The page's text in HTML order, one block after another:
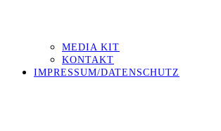
MEDIA KIT
KONTAKT
IMPRESSUM/DATENSCHUTZ